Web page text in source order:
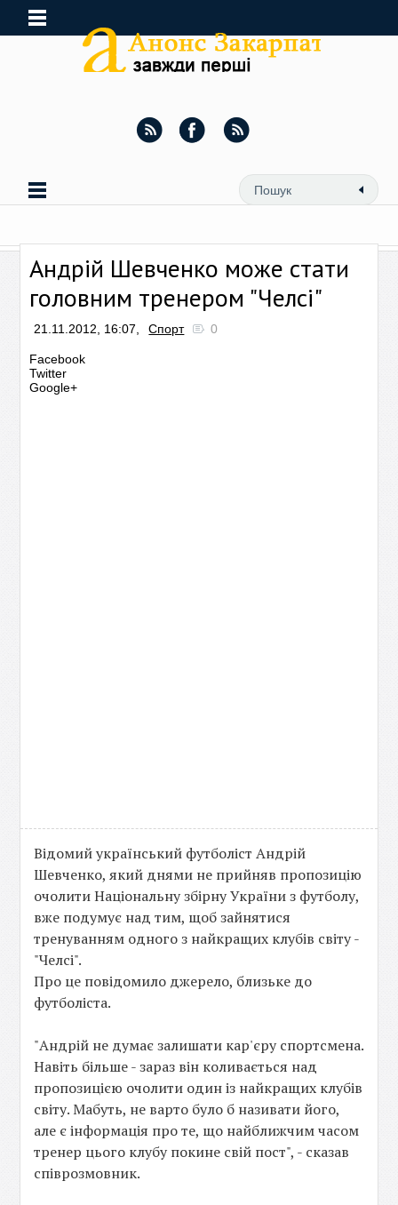
Андрій Шевченко може стати
головним тренером "Челсі"
21.11.2012, 16:07, Спорт 0
Facebook
Twitter
Google+
Відомий український футболіст Андрій
Шевченко, який днями не прийняв пропозицію
очолити Національну збірну України з футболу,
вже подумує над тим, щоб зайнятися
тренуванням одного з найкращих клубів світу -
"Челсі".
Про це повідомило джерело, близьке до
футболіста.
"Андрій не думає залишати кар'єру спортсмена.
Навіть більше - зараз він коливається над
пропозицією очолити один із найкращих клубів
світу. Мабуть, не варто було б називати його,
але є інформація про те, що найближчим часом
тренер цього клубу покине свій пост", - сказав
співрозмовник.